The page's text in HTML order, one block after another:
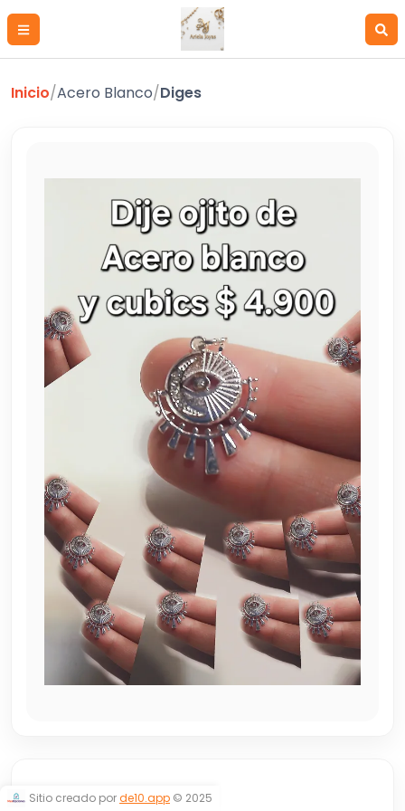
Inicio/Acero Blanco/Diges
DIJE OJO
Sitio creado porde10.app © 2025